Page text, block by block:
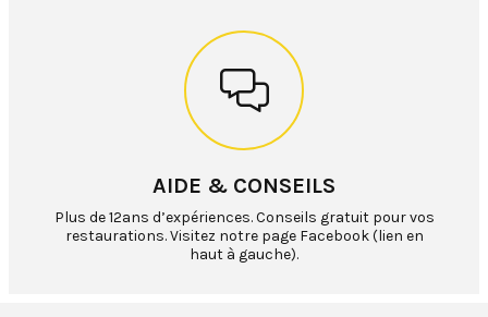
AIDE & CONSEILS
Plus de 12ans d’expériences. Conseils gratuit pour vos
restaurations. Visitez notre page Facebook (lien en
haut à gauche).